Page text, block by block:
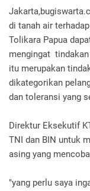
di tanah air
Tolikara Papua
mengingat
itu merupakan
dikategorikan
dan toleransi yang
Direktur Eksekutif
TNI dan BIN untuk
asing yang
"yang perlu saya